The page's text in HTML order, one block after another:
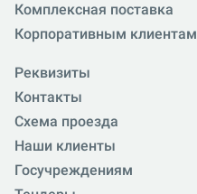
Комплексная поставка
Корпоративным клиентам
Реквизиты
Контакты
Схема проезда
Наши клиенты
Госучреждениям